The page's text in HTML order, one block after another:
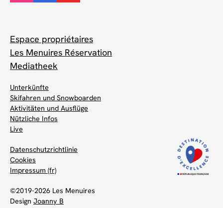
Espace propriétaires
Les Menuires Réservation
Mediatheek
Unterkünfte
Skifahren und Snowboarden
Aktivitäten und Ausflüge
Nützliche Infos
Live
Datenschutzrichtlinie
Cookies
Impressum (fr)
©2019-2026 Les Menuires
Design Joanny B